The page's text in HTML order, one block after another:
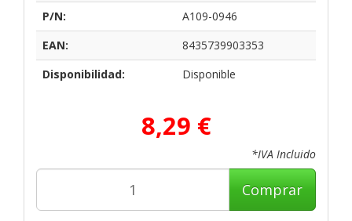
P/N:
A109-0946
EAN:
8435739903353
Disponibilidad:
Disponible
8,29 €
*IVA Incluido
Comprar